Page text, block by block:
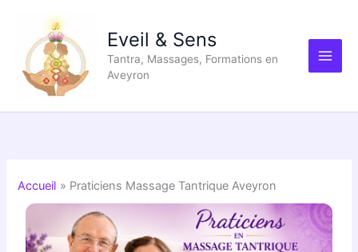
contenu
Eveil & Sens
Tantra, Massages, Formations en
Aveyron
Accueil Praticiens Massage Tantrique Aveyron